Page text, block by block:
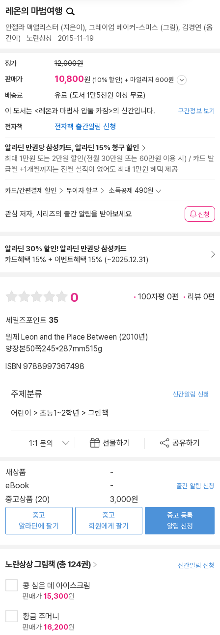
레온의 마법여행
안젤라 맥앨리스터 (지은이), 그레이엄 베이커-스미스 (그림), 김경연 (옮
긴이) 노란상상 2015-11-19
정가 12,000원
판매가 10,800원 (10% 할인) + 마일리지 600원
배송료
유료 (도서 1만5천원 이상 무료)
이 도서는 <레온과 마법사 압둘 카잠>의 신간입니다. 구간정보 보기
전자책 전자책 출간알림 신청
알라딘 만권당 삼성카드, 알라딘 15% 청구 할인
최대 1만원 또는 2만원 할인(전월 30만원 또는 60만원 이용 시) / 카드 발
급월 +1개월까지는 전월 실적이 없어도 최대 1만원 혜택 제공
카드/간편결제 할인 무이자 할부 소득공제 490원
관심 저자, 시리즈의 출간 알림을 받아보세요 신청
알라딘 30% 할인! 알라딘 만권당 삼성카드
카드혜택 15% + 이벤트혜택 15% (~2025.12.31)
0 100자평 0편 리뷰 0편
세일즈포인트 35
원제 Leon and the Place Between (2010년)
양장본50쪽245*287mm515g
ISBN 9788997367498
주제분류 신간알림 신청
어린이 > 초등1~2학년 > 그림책
선물하기 공유하기
새상품
-
eBook
- 출간 알림 신청
중고상품 (20) 3,000원
중고
알라딘에 팔기
중고
회원에게 팔기
중고 등록
알림 신청
노란상상 그림책 (총 124권) 신간알림 신청
콩 심은 데 아이스크림
판매가 15,300원
황금 주머니
판매가 16,200원